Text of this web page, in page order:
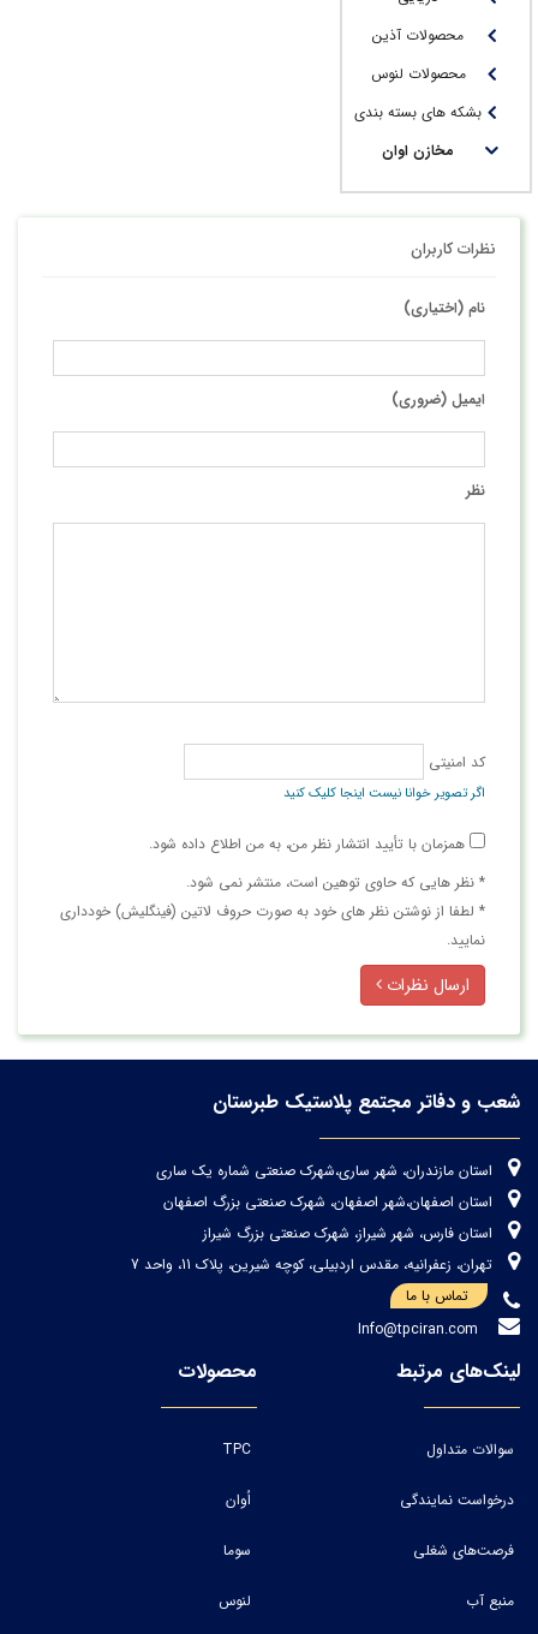
محصولات آذین
محصولات لنوس
بشکه های بسته بندی
مخازن اوان
نظرات کاربران
نام (اختیاری)
ایمیل (ضروری)
نظر
کد امنیتی
اگر تصویر خوانا نیست اینجا کلیک کنید
همزمان با تأیید انتشار نظر من، به من اطلاع داده شود.
* نظر هایی كه حاوی توهین است، منتشر نمی شود.
* لطفا از نوشتن نظر های خود به صورت حروف لاتین (فینگلیش) خودداری
نمایید.
ارسال نظرات
شعب و دفاتر مجتمع پلاستیک طبرستان
استان مازندران، شهر ساری،شهرک صنعتی شماره یک ساری
استان اصفهان،شهر اصفهان، شهرک صنعتی بزرگ اصفهان
استان فارس، شهر شیراز، شهرک صنعتی بزرگ شیراز
تهران، زعفرانیه، مقدس اردبیلی، کوچه شیرین، پلاک 11، واحد 7
تماس با ما
لینک‌های مرتبط
سوالات متداول
درخواست نمایندگی
فرصت‌های شغلی
منبع آب
محصولات
TPC
اُوان
سوما
لنوس